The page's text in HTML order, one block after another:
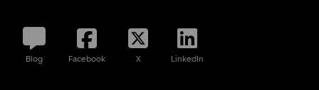
Blog Facebook X LinkedIn